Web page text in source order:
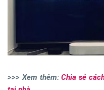
>>> Xem thêm:Chia sẻ